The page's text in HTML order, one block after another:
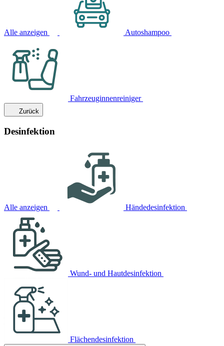
Alle anzeigen Autoshampoo
Fahrzeuginnenreiniger
Zurück
Desinfektion
Alle anzeigen Händedesinfektion
Wund- und Hautdesinfektion
Flächendesinfektion